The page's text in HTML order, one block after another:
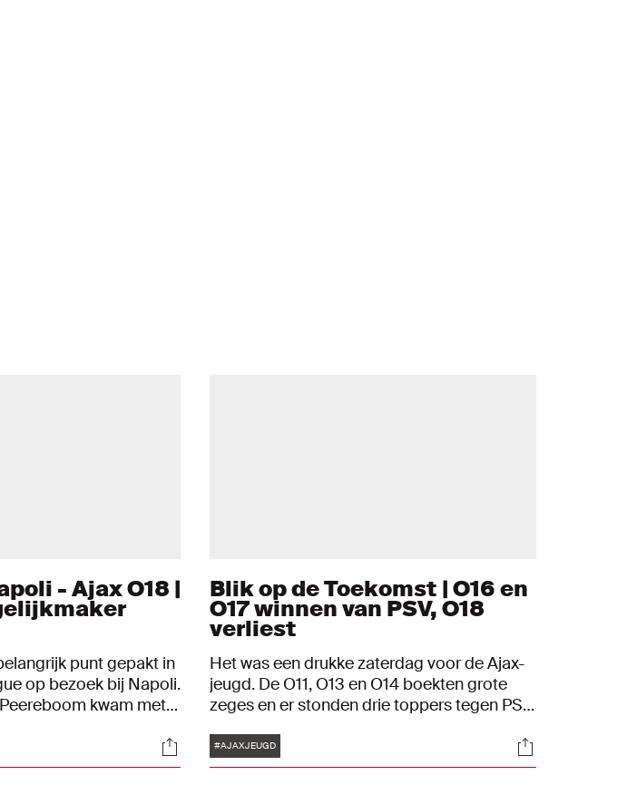
- Ajax O18 |
punt gepakt in
op bezoek bij Napoli.
kwam met
voor tijd op 1-1.
O18 met een
Socials
Blik op de Toekomst | O16 en
O17 winnen van PSV, O18
verliest
Het was een drukke zaterdag voor de Ajax-
jeugd. De O11, O13 en O14 boekten grote
zeges en er stonden drie toppers tegen PSV
Ajacieden verging in Blik op de Toekomst
Tags
#AJAXJEUGD Socials